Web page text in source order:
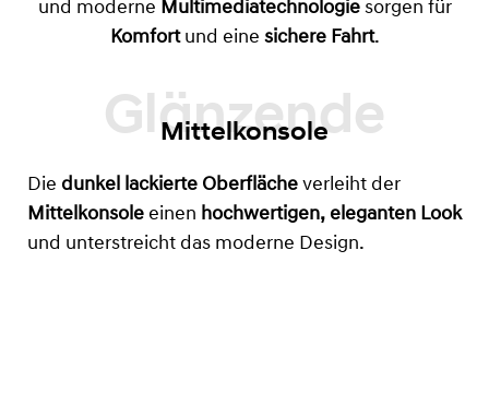
und moderne Multimediatechnologiesorgen für
Komfortund eine sichere Fahrt.
Mittelkonsole
Die dunkel lackierte Oberfläche verleiht der
Mittelkonsole einen hochwertigen, eleganten Look
und unterstreicht das moderne Design.